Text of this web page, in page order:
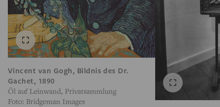
Vincent van Gogh, Bildnis des Dr.
Gachet, 1890
Öl auf Leinwand, Privatsammlung
Foto: Bridgeman Images